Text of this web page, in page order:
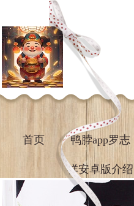
首页 鸭脖app罗志
祥安卓版介绍